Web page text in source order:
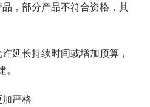
，部分产品不符合资格，其
延长持续时间或增加预算，
严格